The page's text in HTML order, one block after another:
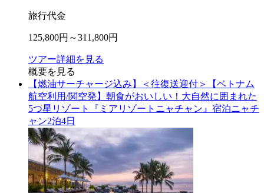
旅行代金
125,800円～311,800円
ツアー詳細を見る
概要を見る
【燃油サーチャージ込み】＜往復送迎付＞【ベトナム
航空利用/関空発】朝食がおいしい！大自然に囲まれた
5つ星リゾート『ミアリゾートニャチャン』宿泊ニャチ
ャン2泊4日